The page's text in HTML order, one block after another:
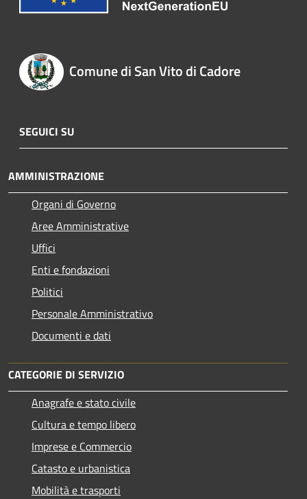
Comune di San Vito di Cadore
SEGUICI SU
AMMINISTRAZIONE
Organi di Governo
Aree Amministrative
Uffici
Enti e fondazioni
Politici
Personale Amministrativo
Documenti e dati
CATEGORIE DI SERVIZIO
Anagrafe e stato civile
Cultura e tempo libero
Imprese e Commercio
Catasto e urbanistica
Mobilità e trasporti